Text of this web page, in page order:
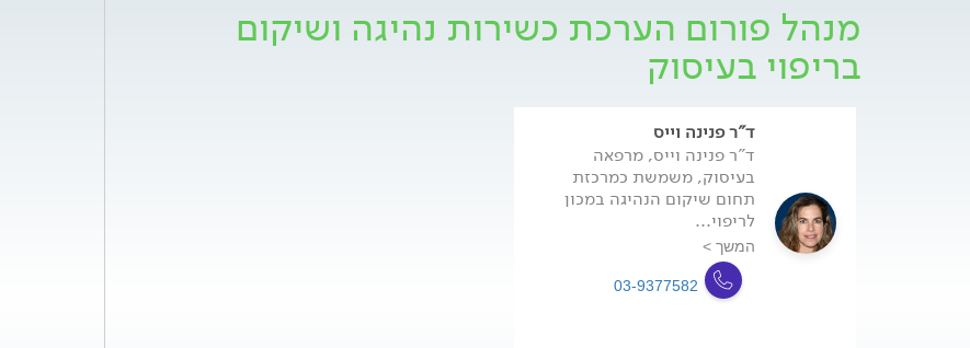
מנהל פורום הערכת כשירות נהיגה ושיקום
בריפוי בעיסוק
ד"ר פנינה וייס
ד"ר פנינה וייס, מרפאה
בעיסוק, משמשת כמרכזת
תחום שיקום הנהיגה במכון
לריפוי...
המשך >
03-9377582